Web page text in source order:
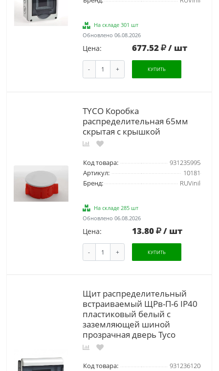
На складе 301 шт
Обновлено 06.08.2026
Цена: 677.52 / шт
- + КУПИТЬ
TYCO Коробка
распределительная 65мм
скрытая с крышкой
Код товара:
931235995
Артикул:
10181
Бренд:
RUVinil
На складе 285 шт
Обновлено 06.08.2026
Цена: 13.80 / шт
- + КУПИТЬ
Щит распределительный
встраиваемый ЩРв-П-6 IP40
пластиковый белый с
заземляющей шиной
прозрачная дверь Тусо
Код товара:
931236120